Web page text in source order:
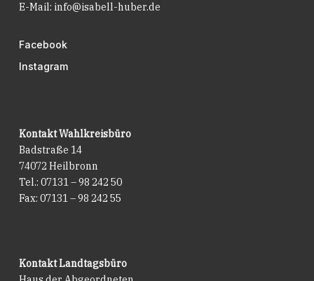
E-Mail: info@isabell-huber.de
Facebook
Instagram
Kontakt Wahlkreisbüro
Badstraße 14
74072 Heilbronn
Tel.: 07131 – 98 242 50
Fax: 07131 – 98 242 55
Kontakt Landtagsbüro